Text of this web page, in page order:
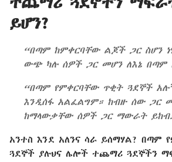
ይሆን?
“በጣም ከምቀርባቸው ልጆች ጋር ስሆን
ውጭ ካሉ ሰዎች ጋር መሆን ለእኔ በጣም
“በጣም የምቀርባቸው ጥቂት ጓደኞች
እንዲሰፋ አልፈልግም። ከብዙ ሰው ጋር
ከማላውቃቸው ሰዎች ጋር ማውራት
አንተስ እንደ አለንና ሳራ ይሰማሃል? በጣም
ጓደኞች ያሉህና ሌሎች ተጨማሪ ጓደኞችን